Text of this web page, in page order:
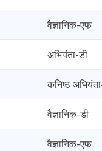
वैज्ञानिक-एफ
अभियंता-डी
कनिष्ठ
वैज्ञानिक-डी
वैज्ञानिक-एफ